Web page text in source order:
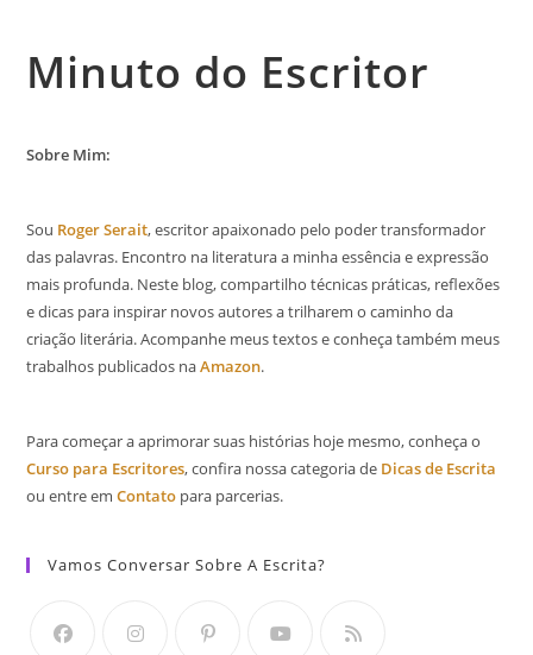
Minuto do Escritor
Sobre Mim:
Sou Roger Serait, escritor apaixonado pelo poder transformador
das palavras. Encontro na literatura a minha essência e expressão
mais profunda. Neste blog, compartilho técnicas práticas, reflexões
e dicas para inspirar novos autores a trilharem o caminho da
criação literária. Acompanhe meus textos e conheça também meus
trabalhos publicados naAmazon.
Para começar a aprimorar suas histórias hoje mesmo, conheça o
Curso para Escritores, confira nossa categoria de Dicas de Escrita
ou entre emContato para parcerias.
Vamos Conversar Sobre A Escrita?